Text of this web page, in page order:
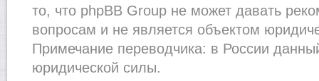
то, что phpBB Group не может давать
вопросам и не является объектом
Примечание переводчика: в России
юридической силы.